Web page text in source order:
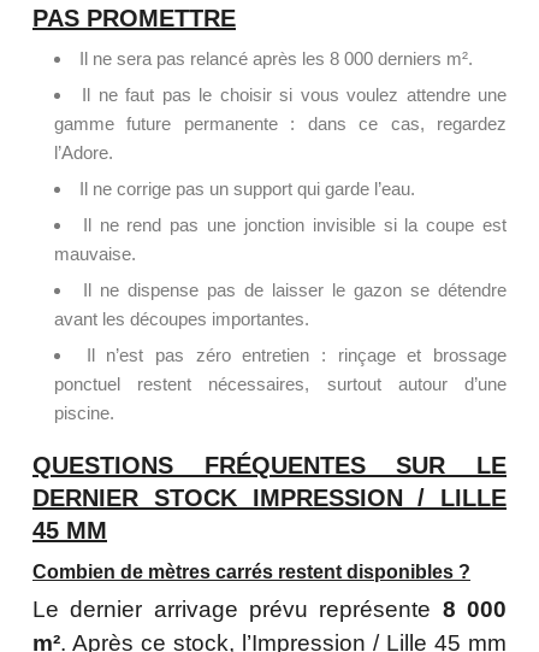
PAS PROMETTRE
Il ne sera pas relancé après les 8 000 derniers m².
Il ne faut pas le choisir si vous voulez attendre une
gamme future permanente : dans ce cas, regardez
l’Adore.
Il ne corrige pas un support qui garde l’eau.
Il ne rend pas une jonction invisible si la coupe est
mauvaise.
Il ne dispense pas de laisser le gazon se détendre
avant les découpes importantes.
Il n’est pas zéro entretien : rinçage et brossage
ponctuel restent nécessaires, surtout autour d’une
piscine.
QUESTIONS FRÉQUENTES SUR LE
DERNIER STOCK IMPRESSION / LILLE
45 MM
Combien de mètres carrés restent disponibles ?
Le dernier arrivage prévu représente 8 000
m². Après ce stock, l’Impression / Lille 45 mm